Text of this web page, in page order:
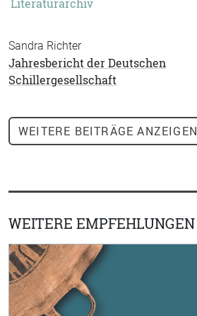
Literaturarchiv
Sandra Richter
Jahresbericht der Deutschen
Schillergesellschaft
WEITERE BEITRÄGE ANZEIGEN
WEITERE EMPFEHLUNGEN